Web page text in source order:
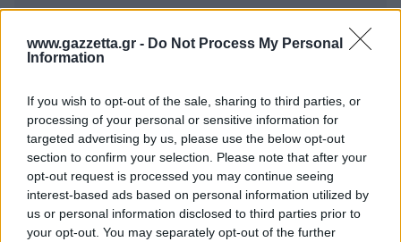
www.gazzetta.gr - Do Not Process My Personal
Information
If you wish to opt-out of the sale, sharing to third parties, or
processing of your personal or sensitive information for
targeted advertising by us, please use the below opt-out
section to confirm your selection. Please note that after your
opt-out request is processed you may continue seeing
interest-based ads based on personal information utilized by
us or personal information disclosed to third parties prior to
your opt-out. You may separately opt-out of the further
Το καλά κρυμμένο μυστικό της Κρήτης: Το φαράγγι
ανακαλύψετε